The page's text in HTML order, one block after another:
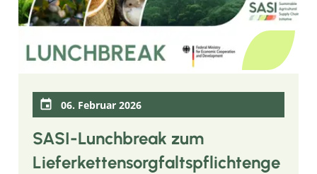
06. Februar 2026
SASI-Lunchbreak zum
Lieferkettensorgfaltspflichtenge